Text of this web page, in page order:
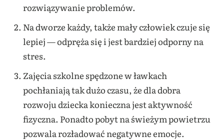
rozwiązywanie problemów.
Na dworze każdy, także mały człowiek czuje się
lepiej — odpręża się i jest bardziej odporny na
stres.
Zajęcia szkolne spędzone w ławkach
pochłaniają tak dużo czasu, że dla dobra
rozwoju dziecka konieczna jest aktywność
fizyczna. Ponadto pobyt na świeżym powietrzu
pozwala rozładować negatywne emocje.